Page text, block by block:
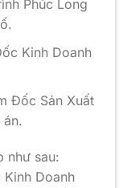
Phúc Long
Kinh Doanh
Đốc Sản Xuất
như sau:
Doanh